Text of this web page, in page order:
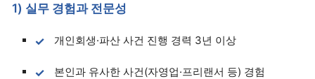
1) 실무 경험과 전문성
개인회생·파산 사건 진행 경력 3년 이상
본인과 유사한 사건(자영업·프리랜서 등) 경험